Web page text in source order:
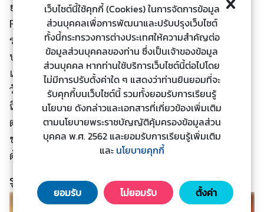
ยุทธศาสตร์อย่างรอบด้าน (Comprehensive Strategic
Partnership: CSP) ซึ่งตรงกับโอกาสของการฉลองครบ
รอบ 135 ปี ของการสถาปนาความสัมพันธ์ทางการทูต
ประเทศไทย - ญี่ปุ่น เมื่อปี 2565 นอกจากนั้น
เอกอัครราชทูตนาชิดะยังสนับสนุนการแลกเปลี่ยน
วัฒนธรรมระหว่างกันผ่านการจัดกิจกรรมต่าง ๆ ซึ่งรวม
ถึงกิจกรรมเฉลิมพระเกียรติพระราชวงศ์ของไทยมาโดย
ตลอด รวมถึงการให้ความช่วยเหลือจัดหาวัคซีนให้แก่
ชาวไทยในช่วงที่มีการแพร่ระบาดของไวรัสโควิด-19
ด้วย
รูปภาพประกอบ
เว็บไซต์นี้ใช้คุกกี้ (Cookies) ในการจัดการข้อมูล
ส่วนบุคคลเพื่อการพัฒนาและปรับปรุงเว็บไซต์
ทั้งนี้กระทรวงการต่างประเทศให้ความสำคัญต่อ
ข้อมูลส่วนบุคคลของท่าน ซึ่งเป็นเจ้าของข้อมูล
ส่วนบุคคล หากท่านใช้บริการเว็บไซต์นี้ต่อไปโดย
ไม่มีการปรับตั้งค่าใด ๆ แสดงว่าท่านยินยอมที่จะ
รับคุกกี้บนเว็บไซต์นี้ รวมทั้งยอมรับการเรียนรู้
นโยบาย ดังกล่าวและเอกสารที่เกี่ยวข้องเพิ่มเติม
ตามนโยบายพระราชบัญญัติคุ้มครองข้อมูลส่วน
บุคคล พ.ศ. 2562 และยอมรับการเรียนรู้เพิ่มเติม
และ นโยบายคุกกี้
ยอมรับ ไม่ยอมรับ ตั้งค่า